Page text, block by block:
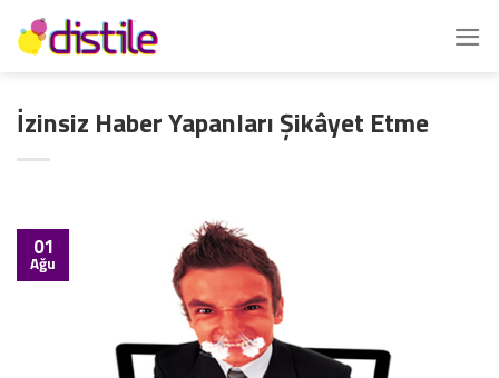
İçeriğe
atla
İzinsiz Haber Yapanları Şikâyet Etme
01
Ağu